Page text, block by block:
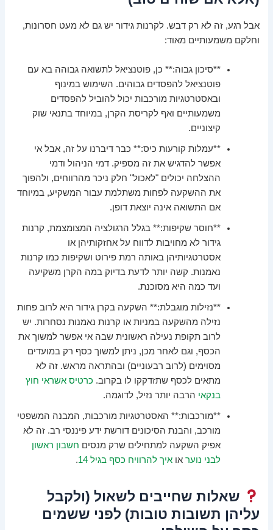
אבל רגע, זה לא רק דבש. לקרנות גידור יש גם לא מעט חסרונות,
וחלקם משמעותיים מאוד:
**סיכון גבוה:** כן, פוטנציאל לתשואה גבוהה בא עם
פוטנציאל להפסדים גבוהים. השימוש במינוף
ובאסטרטגיות מורכבות יכול להוביל להפסדים
משמעותיים ואף לקריסת הקרן, במיוחד בתנאי שוק
קיצוניים.
**עמלות קורעות כיס:** כבר דיברנו על זה, אבל אי
אפשר להדגיש את זה מספיק. דמי הניהול ודמי
ההצלחה יכולים "לאכול" חלק ניכר מהרווחים, ולהפוך
את ההשקעה לפחות משתלמת עבור המשקיע, במיוחד
אם התשואה אינה יוצאת דופן.
**חוסר שקיפות:** בגלל הרגולציה המצומצמת, קרנות
גידור לא מחויבות לדווח על אחזקותיהן או
אסטרטגיותיהן באותה רמת פירוט ושקיפות כמו קרנות
נאמנות. קשה יותר לדעת בדיוק במה הקרן משקיעה
ועד כמה היא מסוכנת.
**נזילות מוגבלת:** השקעה בקרן גידור היא לרוב פחות
נזילה מהשקעה במניות או קרנות נאמנות נסחרות. יש
לרוב תקופת נעילה ראשונית שבה אי אפשר למשוך את
הכסף, וגם לאחר מכן, ניתן למשוך כסף רק במועדים
מסוימים (לרוב רבעוניים) ובהתראה מראש. זה לא
מתאים לכסף שתזדקקו לו בקרוב. כרטיס אשראי חוץ
בנקאי הרבה יותר נזיל, לדוגמה.
**מורכבות:** האסטרטגיות מורכבות, המבנה המשפטי
מורכב, והבנת הסיכונים דורשת ידע פיננסי רב. זה לא
אפיק השקעה למתחילים שרק מנסים חשבון ראשון
לבני נוער אואיך להרוויח כסף בגיל 14 .
שאלות שחייבים לשאול (ולקבל
עליהן תשובות טובות) לפני ששמים